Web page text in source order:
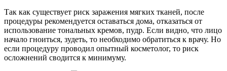
Так как существует риск заражения мягких тканей, после
процедуры рекомендуется оставаться дома, отказаться от
использование тональных кремов, пудр. Если видно, что лицо
начало гноиться, зудеть, то необходимо обратиться к врачу. Но
если процедуру проводил опытный косметолог, то риск
осложнений сводится к минимуму.